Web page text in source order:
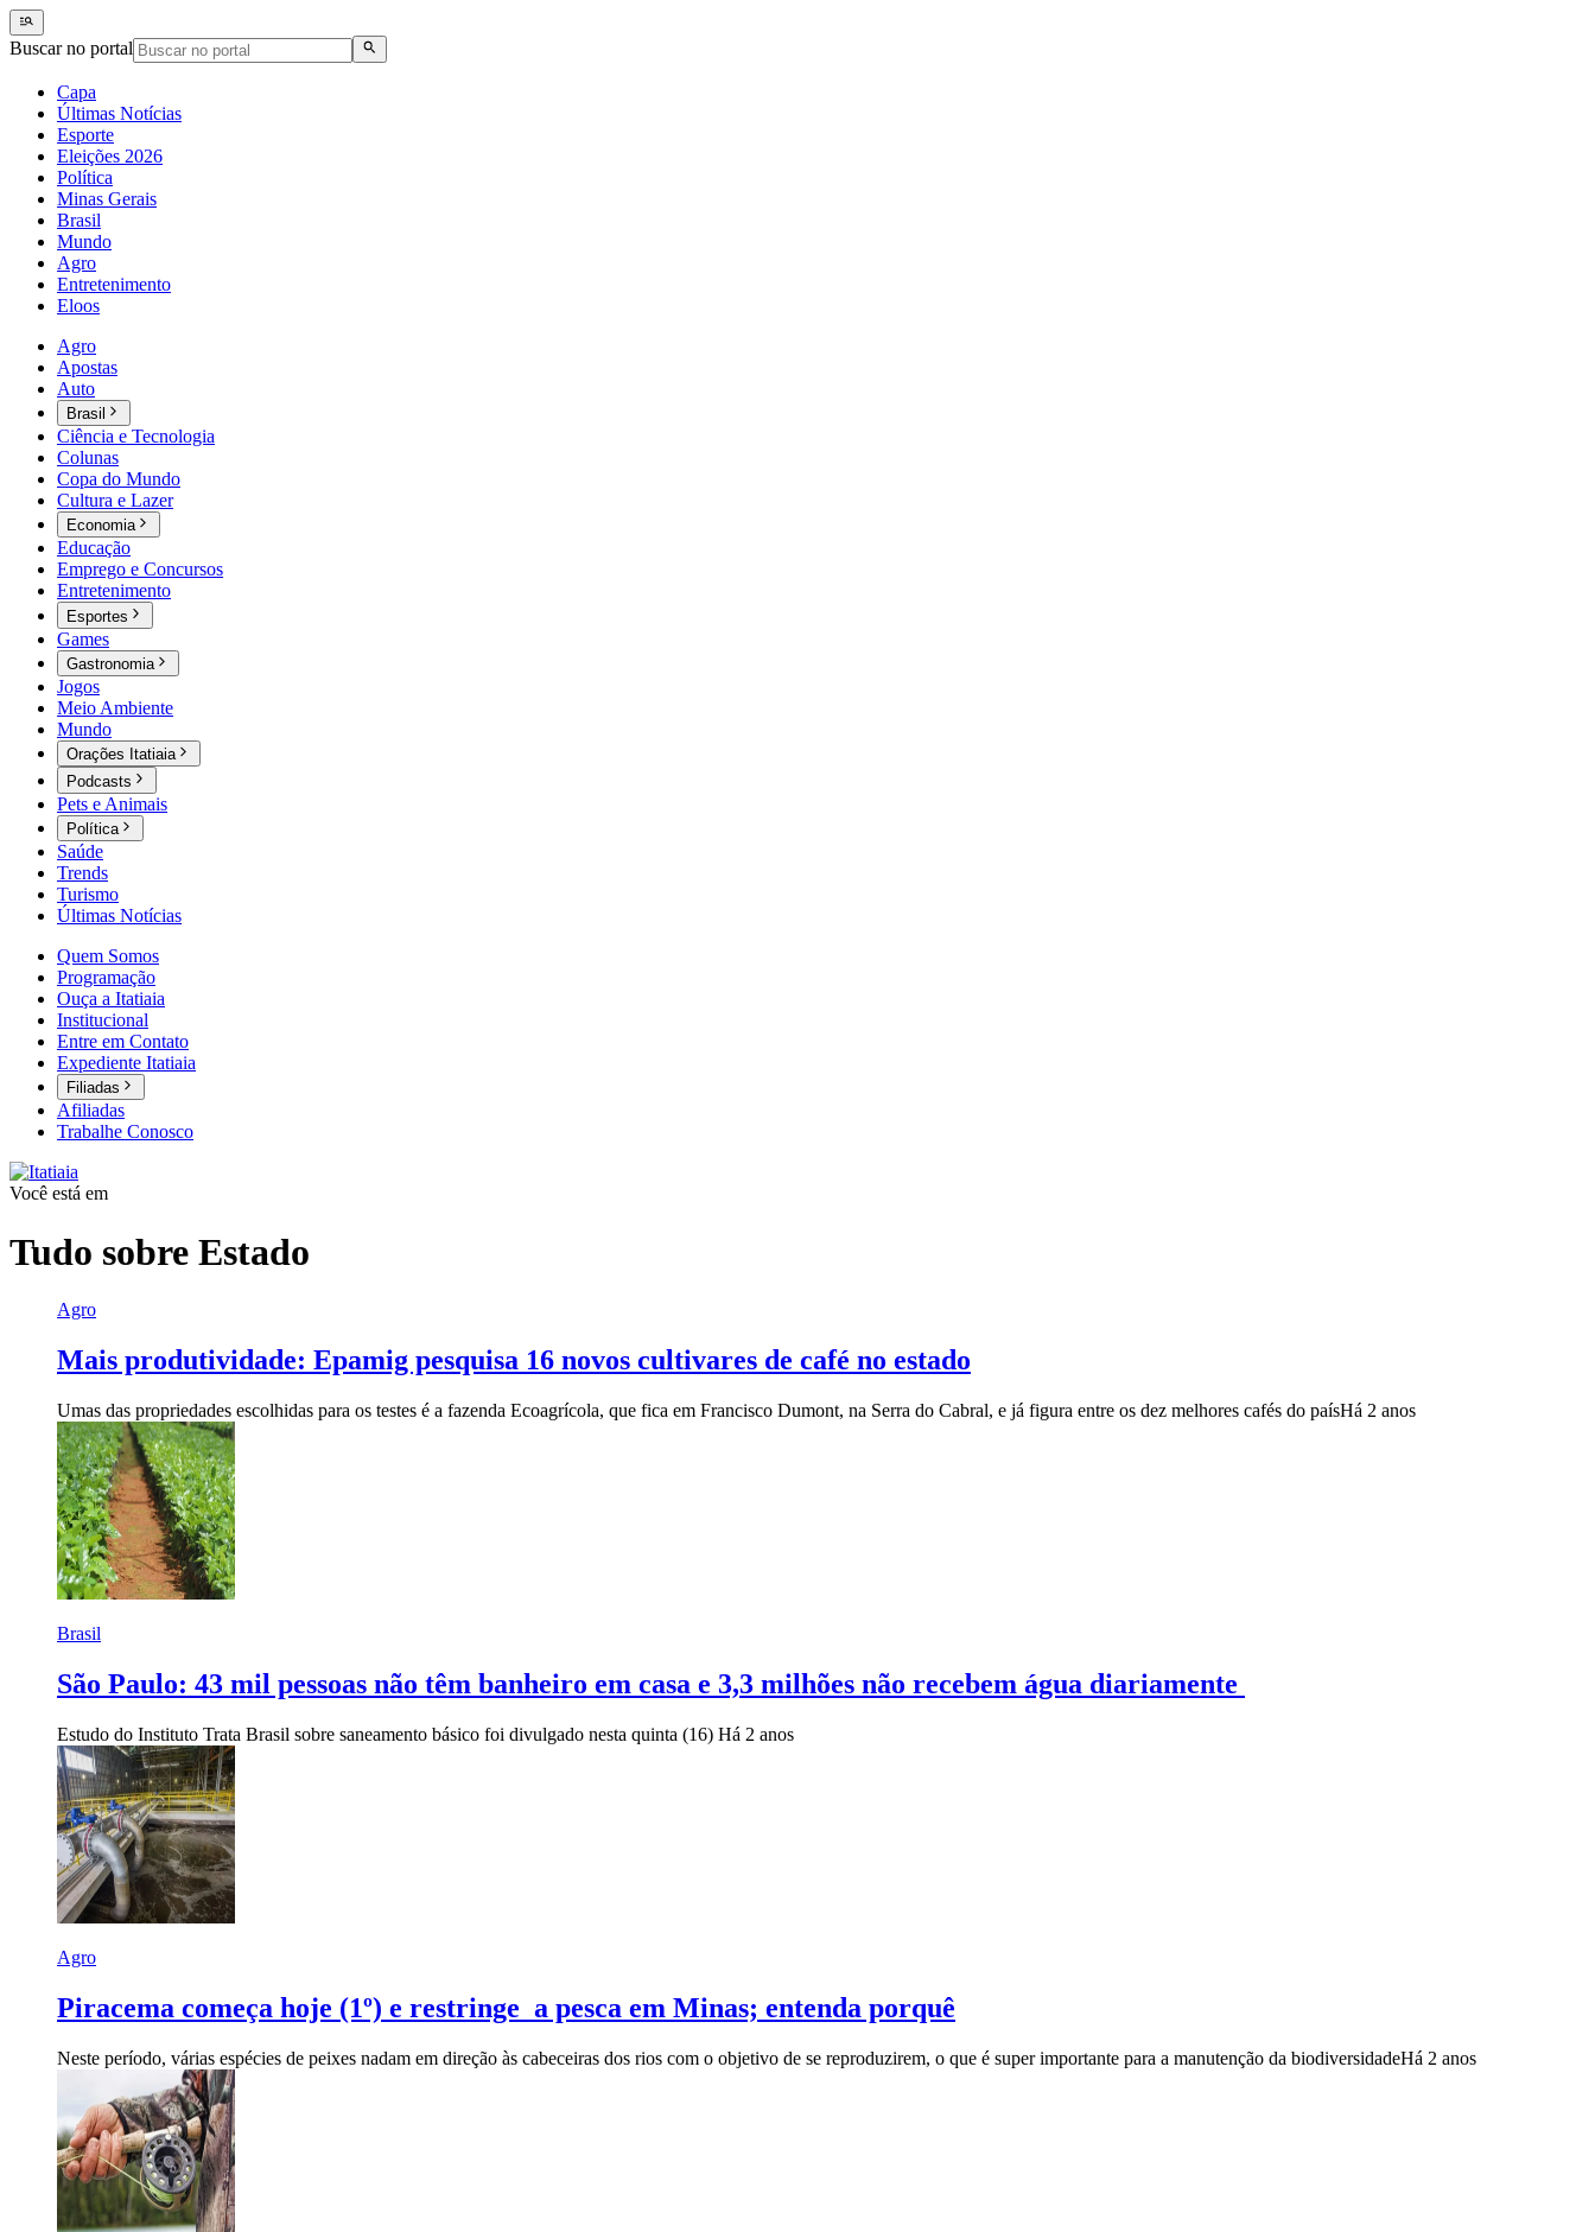
Buscar no portal
Capa
Últimas Notícias
Esporte
Eleições 2026
Política
Minas Gerais
Brasil
Mundo
Agro
Entretenimento
Eloos
Agro
Apostas
Auto
Brasil
Ciência e Tecnologia
Colunas
Copa do Mundo
Cultura e Lazer
Economia
Educação
Emprego e Concursos
Entretenimento
Esportes
Games
Gastronomia
Jogos
Meio Ambiente
Mundo
Orações Itatiaia
Podcasts
Pets e Animais
Política
Saúde
Trends
Turismo
Últimas Notícias
Quem Somos
Programação
Ouça a Itatiaia
Institucional
Entre em Contato
Expediente Itatiaia
Filiadas
Afiliadas
Trabalhe Conosco
Você está em
Tudo sobre Estado
Agro
Mais produtividade: Epamig pesquisa 16 novos cultivares de café no estado
Umas das propriedades escolhidas para os testes é a fazenda Ecoagrícola, que fica em Francisco Dumont, na Serra do Cabral, e já figura entre os dez melhores cafés do paísHá 2 anos
Brasil
São Paulo: 43 mil pessoas não têm banheiro em casa e 3,3 milhões não recebem água diariamente
Estudo do Instituto Trata Brasil sobre saneamento básico foi divulgado nesta quinta (16) Há 2 anos
Agro
Piracema começa hoje (1º) e restringe a pesca em Minas; entenda porquê
Neste período, várias espécies de peixes nadam em direção às cabeceiras dos rios com o objetivo de se reproduzirem, o que é super importante para a manutenção da biodiversidadeHá 2 anos